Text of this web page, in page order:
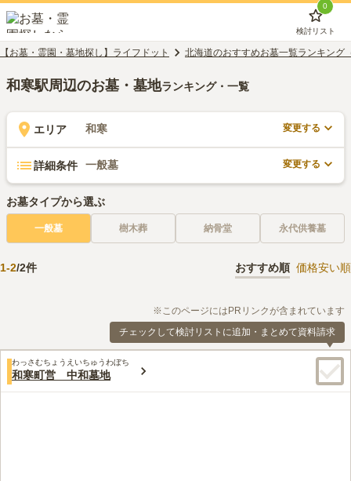
0
検討リスト
【お墓・霊園・墓地探し】ライフドット 北海道のおすすめお墓一覧ランキング
和寒駅周辺のお墓・墓地ランキング・一覧
エリア 和寒 変更する
詳細条件 一般墓 変更する
お墓タイプから選ぶ
一般墓 樹木葬 納骨堂 永代供養墓
1-2/2件 おすすめ順 価格安い順
※このページにはPRリンクが含まれています
チェックして検討リストに追加・まとめて資料請求
わっさむちょうえいちゅうわぼち
和寒町営 中和墓地